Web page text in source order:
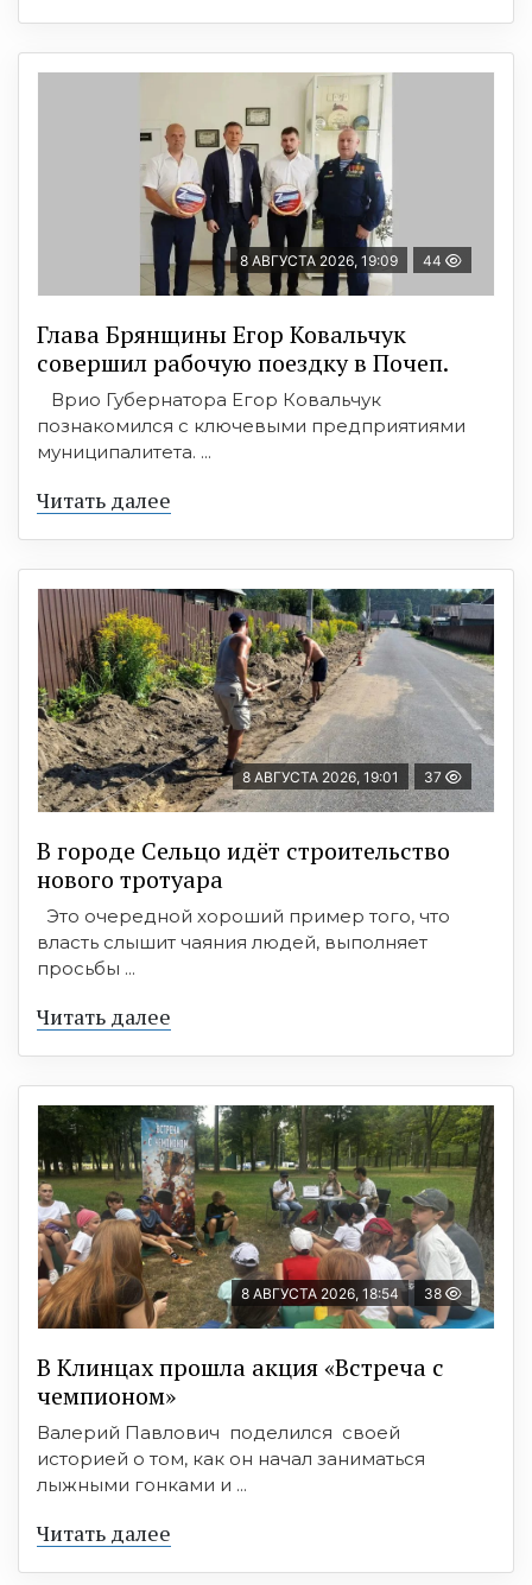
8 АВГУСТА 2026, 19:09 44
Глава Брянщины Егор Ковальчук
совершил рабочую поездку в Почеп.
Врио Губернатора Егор Ковальчук
познакомился с ключевыми предприятиями
муниципалитета. ...
Читать далее
8 АВГУСТА 2026, 19:01 37
В городе Сельцо идёт строительство
нового тротуара
Это очередной хороший пример того, что
власть слышит чаяния людей, выполняет
просьбы ...
Читать далее
8 АВГУСТА 2026, 18:54 38
В Клинцах прошла акция «Встреча с
чемпионом»
Валерий Павлович поделился своей
историей о том, как он начал заниматься
лыжными гонками и ...
Читать далее